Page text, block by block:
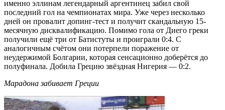
именно эллинам легендарный аргентинец забил свой
последний гол на чемпионатах мира. Уже через несколько
дней он провалит допинг-тест и получит скандальную 15-
месячную дисквалификацию. Помимо гола от Диего греки
получили ещё три от Батистуты и проиграли 0:4. С
аналогичным счётом они потерпели поражение от
неудержимой Болгарии, которая сенсационно доберётся до
полуфинала. Добила Грецию звёздная Нигерия — 0:2.
Марадона забивает Греции